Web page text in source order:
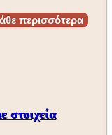
περισσότερα
στοιχεία